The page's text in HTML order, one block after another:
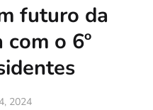
futuro da
o 6º
2024